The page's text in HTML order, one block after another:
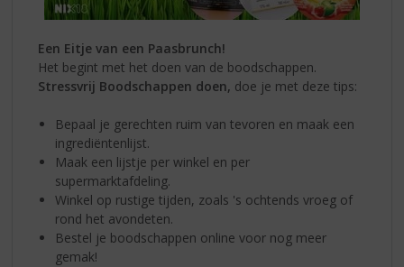
Een Eitje van een Paasbrunch!
Het begint met het doen van de boodschappen.
Stressvrij Boodschappen doen, doe je met deze tips:
Bepaal je gerechten ruim van tevoren en maak een
ingrediëntenlijst.
Maak een lijstje per winkel en per
supermarktafdeling.
Winkel op rustige tijden, zoals 's ochtends vroeg of
rond het avondeten.
Bestel je boodschappen online voor nog meer
gemak!